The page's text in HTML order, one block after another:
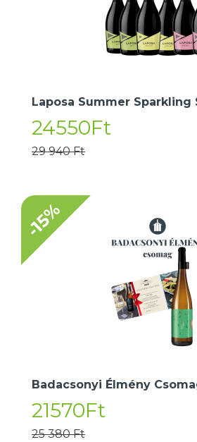
Laposa Summer Sparkling
24550Ft
29 940 Ft
-15%
Badacsonyi Élmény
21570Ft
25 380 Ft